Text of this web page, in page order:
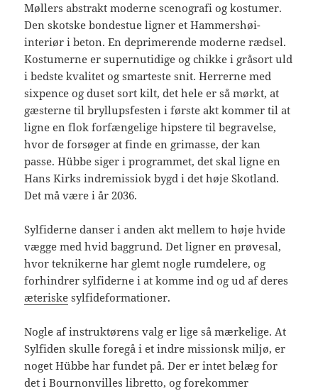
Møllers abstrakt moderne scenografi og kostumer.
Den skotske bondestue ligner et Hammershøi-
interiør i beton. En deprimerende moderne rædsel.
Kostumerne er supernutidige og chikke i gråsort uld
i bedste kvalitet og smarteste snit. Herrerne med
sixpence og duset sort kilt, det hele er så mørkt, at
gæsterne til bryllupsfesten i første akt kommer til at
ligne en flok forfængelige hipstere til begravelse,
hvor de forsøger at finde en grimasse, der kan
passe. Hübbe siger i programmet, det skal ligne en
Hans Kirks indremissiok bygd i det høje Skotland.
Det må være i år 2036.
Sylfiderne danser i anden akt mellem to høje hvide
vægge med hvid baggrund. Det ligner en prøvesal,
hvor teknikerne har glemt nogle rumdelere, og
forhindrer sylfiderne i at komme ind og ud af deres
æteriske sylfideformationer.
Nogle af instruktørens valg er lige så mærkelige. At
Sylfiden skulle foregå i et indre missionsk miljø, er
noget Hübbe har fundet på. Der er intet belæg for
det i Bournonvilles libretto, og forekommer